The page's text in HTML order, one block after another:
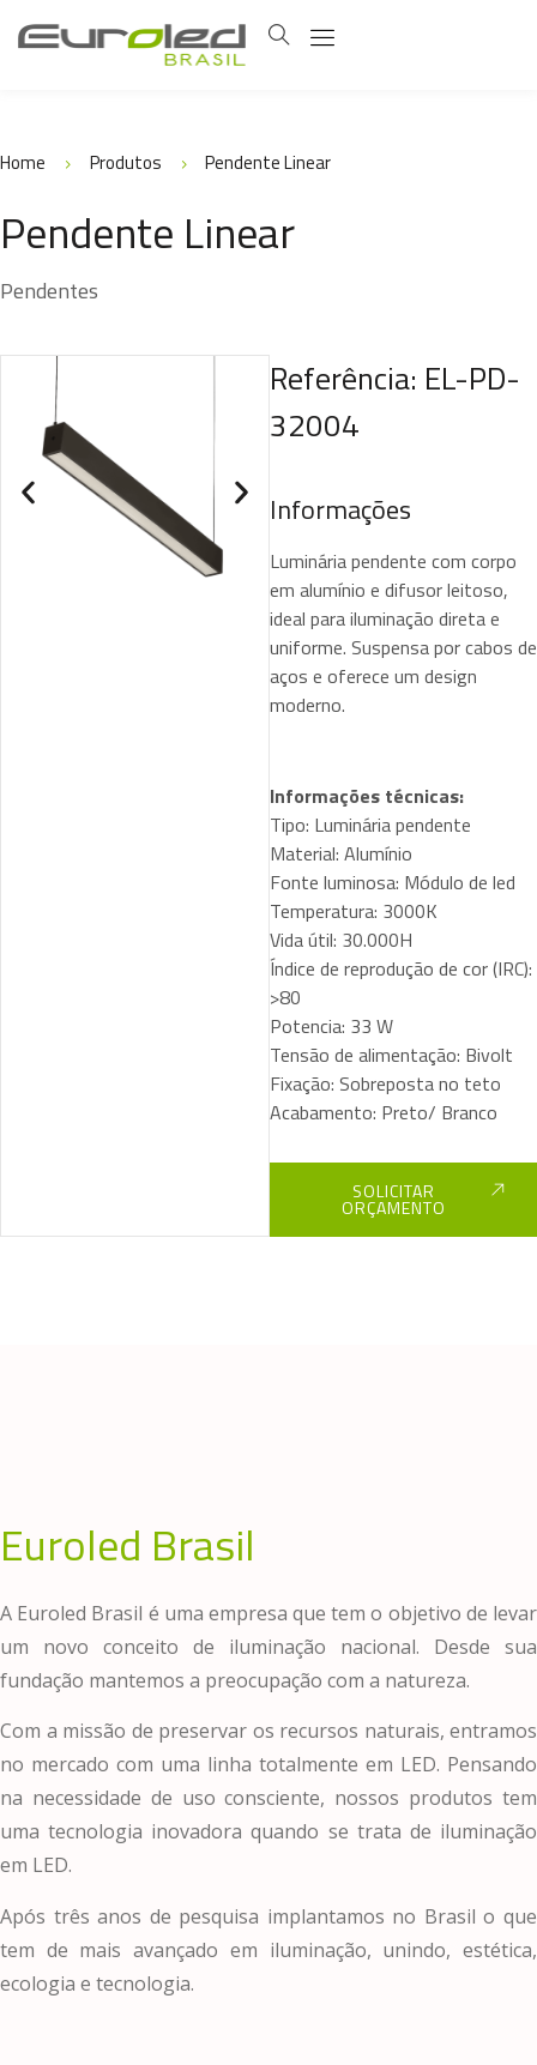
Home Produtos Pendente Linear
Pendente Linear
Pendentes
Referência: EL-PD-
32004
Informações
Luminária pendente com corpo
em alumínio e difusor leitoso,
ideal para iluminação direta e
uniforme. Suspensa por cabos de
aços e oferece um design
moderno.
Informações técnicas:
Tipo: Luminária pendente
Material: Alumínio
Fonte luminosa: Módulo de led
Temperatura: 3000K
Vida útil: 30.000H
Índice de reprodução de cor (IRC):
>80
Potencia: 33 W
Tensão de alimentação: Bivolt
Fixação: Sobreposta no teto
Acabamento: Preto/ Branco
SOLICITAR
ORÇAMENTO
Euroled Brasil
A Euroled Brasil é uma empresa que tem o objetivo de levar
um novo conceito de iluminação nacional. Desde sua
fundação mantemos a preocupação com a natureza.
Com a missão de preservar os recursos naturais, entramos
no mercado com uma linha totalmente em LED. Pensando
na necessidade de uso consciente, nossos produtos tem
uma tecnologia inovadora quando se trata de iluminação
em LED.
Após três anos de pesquisa implantamos no Brasil o que
tem de mais avançado em iluminação, unindo, estética,
ecologia e tecnologia.